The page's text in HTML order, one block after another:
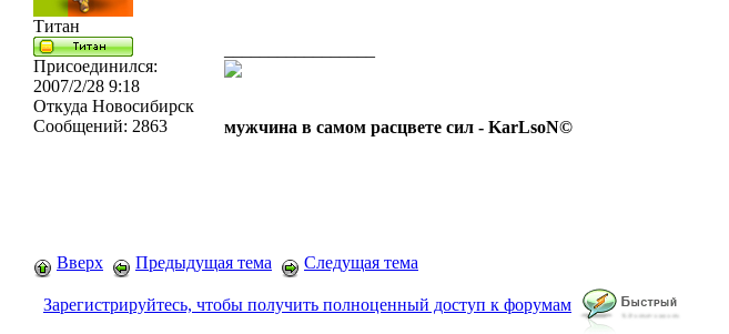
Титан
Присоединился:
2007/2/28 9:18
Откуда Новосибирск
Сообщений: 2863 мужчина в самом расцвете сил - KarLsoN©
Вверх Предыдущая тема Следущая тема
Зарегистрируйтесь, чтобы получить полноценный доступ к форумам